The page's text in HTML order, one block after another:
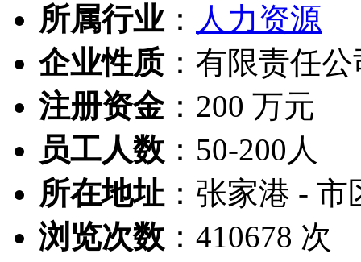
所属行业： 人力资源
企业性质： 有限责任公
注册资金： 200 万元
员工人数 ： 50-200人
所在地址 ： 张家港 - 市
浏览次数 ： 410678 次